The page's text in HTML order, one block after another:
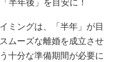
半年後」を目安に！
ミングは、「半年」が目
ムーズな離婚を成立させ
十分な準備期間が必要に